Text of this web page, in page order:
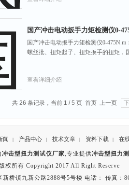
国产冲击电动扳手力矩检测仪0-
国产冲击电动扳手力矩检测仪0-
螺丝批、扭矩起子、扭矩扳手的扭矩，
查看详细介绍
共 26 条记录，当前 1 / 5 页 首页 上一页
闻 | 产品中心 | 技术文章 | 资料下载 | 在
冲击型扭力测试仪厂家,专业提供冲击型扭力
版权所有 Copyright 2017 All Right Reserve
新桥镇九新公路2888号5号楼 电话： 传真：